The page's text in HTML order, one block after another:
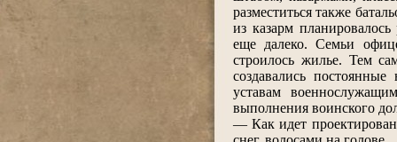
разместиться также
из казарм
еще далеко. Семьи
строилось жилье. Тем
создавались
уставам
выполнения воинского
― Как идет